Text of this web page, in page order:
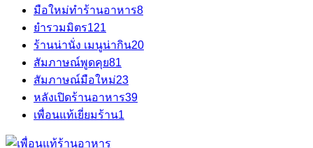
มือใหม่ทำร้านอาหาร8
ยำรวมมิตร121
ร้านน่านั่ง เมนูน่ากิน20
สัมภาษณ์พูดคุย81
สัมภาษณ์มือใหม่23
หลังเปิดร้านอาหาร39
เพื่อนแท้เยี่ยมร้าน1